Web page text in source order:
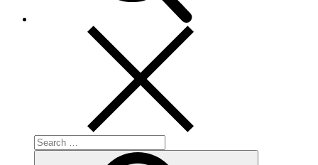
Search
for: